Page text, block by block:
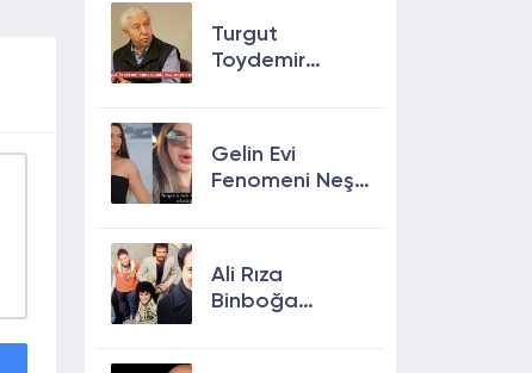
Potansiyeli
Turgut
Toydemir
Gelin Evi
Fenomeni Neşe
neden öldü?
Ali Rıza
Binboğa